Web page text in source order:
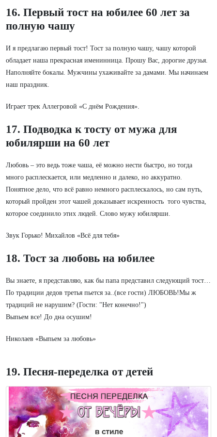
16. Первый тост на юбилее 60 лет за
полную чашу
И я предлагаю первый тост! Тост за полную чашу, чашу которой
обладает наша прекрасная именинница. Прошу Вас, дорогие друзья.
Наполняйте бокалы. Мужчины ухаживайте за дамами. Мы начинаем
наш праздник.
Играет трек Аллегровой «С днём Рождения».
17. Подводка к тосту от мужа для
юбилярши на 60 лет
Любовь – это ведь тоже чаша, её можно нести быстро, но тогда
много расплескается, или медленно и далеко, но аккуратно.
Понятное дело, что всё равно немного расплескалось, но сам путь,
который пройден этот чашей доказывает искренность того чувства,
которое соединило этих людей. Слово мужу юбилярши.
Звук Горько! Михайлов «Всё для тебя»
18. Тост за любовь на юбилее
Вы знаете, я представляю, как бы папа представил следующий тост…
По традиции дедов третья пьется за..(все гости) ЛЮБОВЬ!Мы ж
традиций не нарушим? (Гости: "Нет конечно!")
Выпьем все! До дна осушим!
Николаев «Выпьем за любовь»
19. Песня-переделка от детей